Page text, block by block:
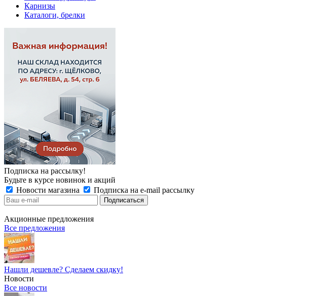
Карнизы
Каталоги, брелки
Подписка на рассылку!
Будьте в курсе новинок и акций
Новости магазина
Подписка на e-mail рассылку
Акционные предложения
Все предложения
Нашли дешевле? Сделаем скидку!
Новости
Все новости